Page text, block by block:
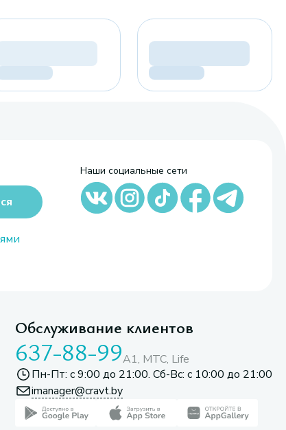
Наши социальные сети
Обслуживание клиентов
637-88-99A1, МТС, Life
Пн-Пт: с 9:00 до 21:00. Сб-Вс: с 10:00 до 21:00
imanager@cravt.by